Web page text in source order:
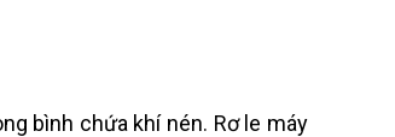
bình chứa khí nén. Rơ le máy